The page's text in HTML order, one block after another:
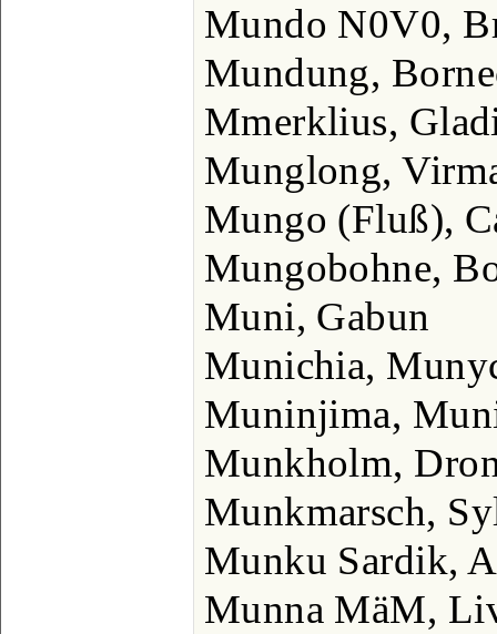
Mundo N0V0,
Mundung,
Mmerklius,
Munglong,
Mungo (Fluß),
Mungobohne,
Muni, Gabun
Munichia,
Muninjima,
Munkholm,
Munkmarsch,
Munku Sardik,
Munna MäM,